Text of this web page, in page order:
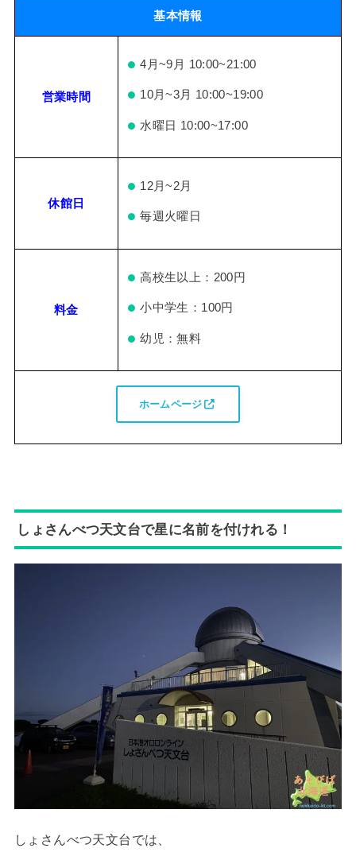
基本情報
営業時間
4月~9月 10:00~21:00
10月~3月 10:00~19:00
水曜日 10:00~17:00
休館日
12月~2月
毎週火曜日
料金
高校生以上：200円
小中学生：100円
幼児：無料
ホームページ
しょさんべつ天文台で星に名前を付けれる！
しょさんべつ天文台では、